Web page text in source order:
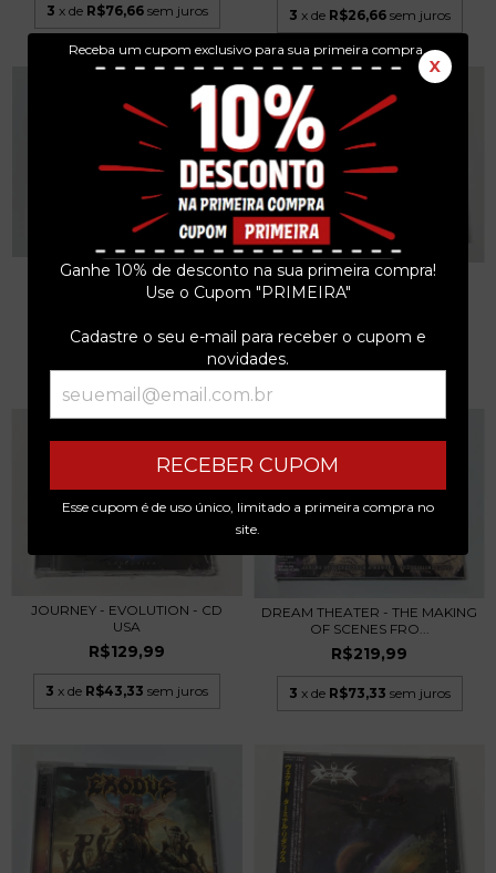
Receba um cupom exclusivo para sua primeira compra.
X
Ganhe 10% de desconto na sua primeira compra!
Use o Cupom "PRIMEIRA"
Cadastre o seu e-mail para receber o cupom e
novidades.
RECEBER CUPOM
Esse cupom é de uso único, limitado a primeira compra no
site.
3 x de R$76,66 sem juros 3 x de R$26,66 sem juros
QUEEN PAUL RODGERS
RETURN OF THE CHAMPIO...
sem juros
BLIND GUARDIAN - THE
FORGOTTEN TALES - C...
JOURNEY - EVOLUTION - CD
USA
R$129,99
3 x de R$43,33 sem juros
DREAM THEATER - THE MAKING
OF SCENES FRO...
R$219,99
3 x de R$73,33 sem juros